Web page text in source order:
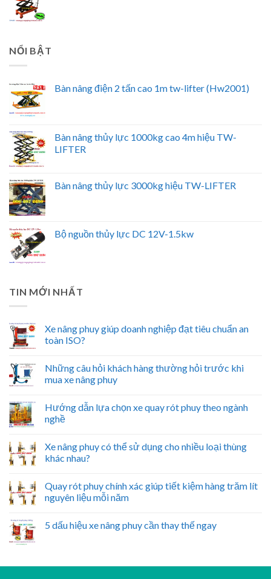
NỔI BẬT
Bàn nâng điện 2 tấn cao 1m tw-lifter (Hw2001)
Bàn nâng thủy lực 1000kg cao 4m hiệu TW-
LIFTER
Bàn nâng thủy lực 3000kg hiệu TW-LIFTER
Bộ nguồn thủy lực DC 12V-1.5kw
TIN MỚI NHẤT
Xe nâng phuy giúp doanh nghiệp đạt tiêu chuẩn an
toàn ISO?
Những câu hỏi khách hàng thường hỏi trước khi
mua xe nâng phuy
Hướng dẫn lựa chọn xe quay rót phuy theo ngành
nghề
Xe nâng phuy có thể sử dụng cho nhiều loại thùng
khác nhau?
Quay rót phuy chính xác giúp tiết kiệm hàng trăm lít
nguyên liệu mỗi năm
5 dấu hiệu xe nâng phuy cần thay thế ngay